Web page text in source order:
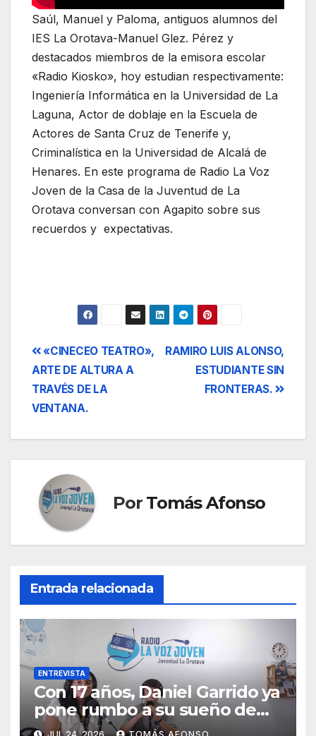
Saúl, Manuel y Paloma, antiguos alumnos del
IES La Orotava-Manuel Glez. Pérez y
destacados miembros de la emisora escolar
«Radio Kiosko», hoy estudian respectivamente:
Ingeniería Informática en la Universidad de La
Laguna, Actor de doblaje en la Escuela de
Actores de Santa Cruz de Tenerife y,
Criminalística en la Universidad de Alcalá de
Henares. En este programa de Radio La Voz
Joven de la Casa de la Juventud de La
Orotava conversan con Agapito sobre sus
recuerdos y expectativas.
Navegación
de
entradas
RAMIRO LUIS ALONSO,
ESTUDIANTE SIN
FRONTERAS.
«CINECEO TEATRO»,
ARTE DE ALTURA A
TRAVÉS DE LA
VENTANA.
Por Tomás Afonso
Entrada relacionada
ENTREVISTA
Con 17 años, Daniel Garrido ya
pone rumbo a su sueño de
ser piloto.